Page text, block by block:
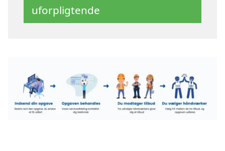
uforpligtende